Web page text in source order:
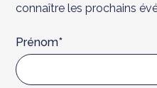
connaître les prochains
Prénom*